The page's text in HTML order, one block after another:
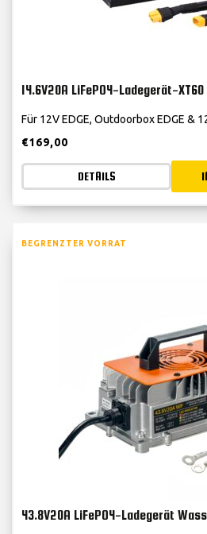
14.6V20A LiFePO4-Ladegerät-XT60
Für 12V EDGE, Outdoorbox EDGE &
€169,00
DETAILS
BEGRENZTER VORRAT
43.8V20A LiFePO4-Ladegerät